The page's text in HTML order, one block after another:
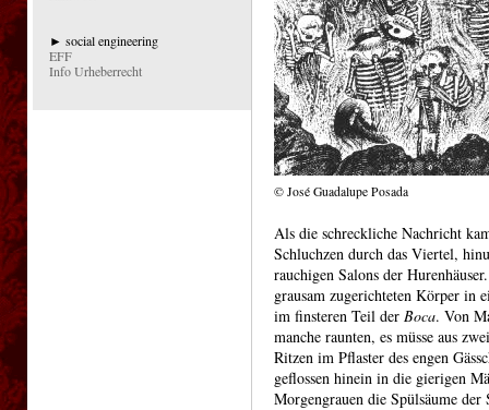
► social engineering
EFF
Info Urheberrecht
© José Guadalupe Posada
Als die schreckliche Nachricht
Schluchzen durch das Viertel,
rauchigen Salons der
grausam zugerichteten Körper in
im finsteren Teil der Boca. Von
manche raunten, es müsse aus
Ritzen im Pflaster des engen
geflossen hinein in die gierigen
Morgengrauen die Spülsäume der